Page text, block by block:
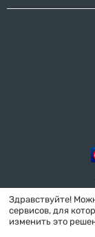
Здравствуйте!
сервисов, для
изменить это